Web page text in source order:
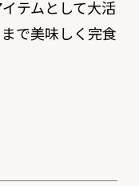
テムとして大活
で美味しく完食